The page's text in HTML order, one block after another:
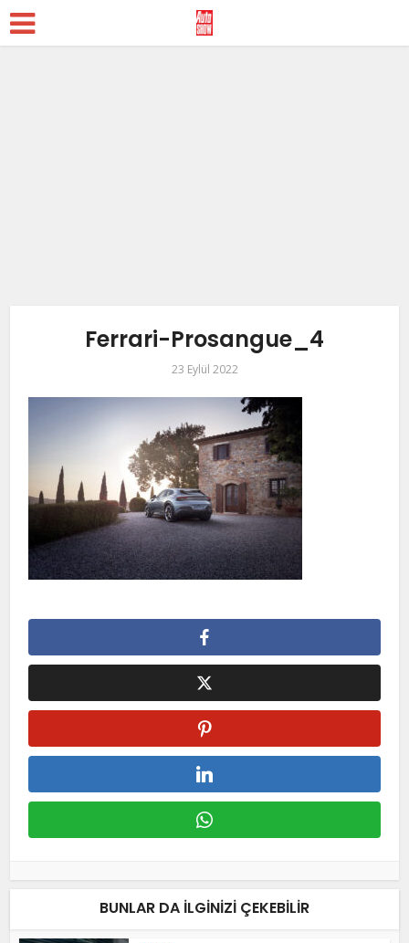
Ferrari-Prosangue_4
23 Eylül 2022
BUNLAR DA ILGINIZI ÇEKEBILIR